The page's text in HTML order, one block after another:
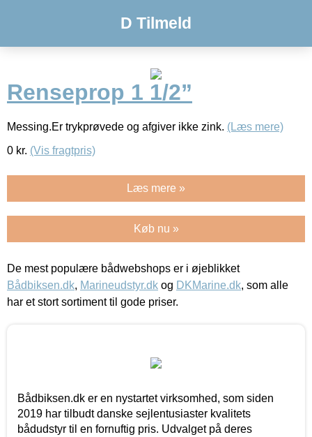
D Tilmeld
Renseprop 1 1/2”
Messing.Er trykprøvede og afgiver ikke zink. (Læs mere)
0 kr. (Vis fragtpris)
Læs mere »
Køb nu »
De mest populære bådwebshops er i øjeblikket
Bådbiksen.dk, Marineudstyr.dk og DKMarine.dk, som alle
har et stort sortiment til gode priser.
Bådbiksen.dk er en nystartet virksomhed, som siden
2019 har tilbudt danske sejlentusiaster kvalitets
bådudstyr til en fornuftig pris. Udvalget på deres